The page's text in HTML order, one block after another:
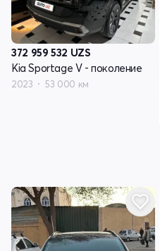
372 959 532 UZS
Kia Sportage V - поколение
2023 53 000 км